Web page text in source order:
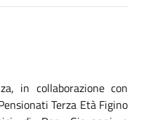
in collaborazione con
Terza Età Figino